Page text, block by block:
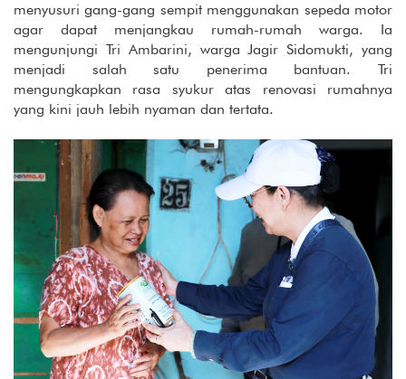
menyusuri gang-gang sempit menggunakan sepeda motor
agar dapat menjangkau rumah-rumah warga. Ia
mengunjungi Tri Ambarini, warga Jagir Sidomukti, yang
menjadi salah satu penerima bantuan. Tri
mengungkapkan rasa syukur atas renovasi rumahnya
yang kini jauh lebih nyaman dan tertata.